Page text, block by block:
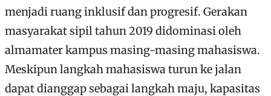
menjadi ruang inklusif dan progresif. Gerakan
masyarakat sipil tahun 2019 didominasi oleh
almamater kampus masing-masing mahasiswa.
Meskipun langkah mahasiswa turun ke jalan
dapat dianggap sebagai langkah maju, kapasitas